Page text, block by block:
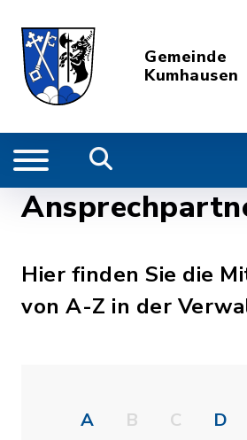
Gemeinde
Kumhausen
Hier finden Sie die
von A-Z in der
A B C D